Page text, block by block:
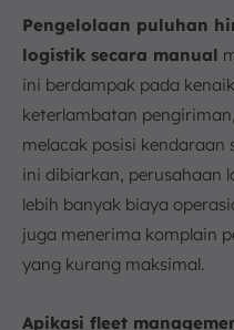
16. ILCS Fleet
Apa Manfaat Fleet
1. Pelacakan Real-
2. Efisiensi
Baik
3. Manajemen
4. Meningkatkan
5. Pengurangan
Signifikan
1. Pelacakan GPS
Pengelolaan puluhan
logistik secara manual
ini berdampak pada
keterlambatan
melacak posisi kendaraan
ini dibiarkan, perusahaan
lebih banyak biaya
juga menerima komplain
yang kurang maksimal.
Apikasi fleet